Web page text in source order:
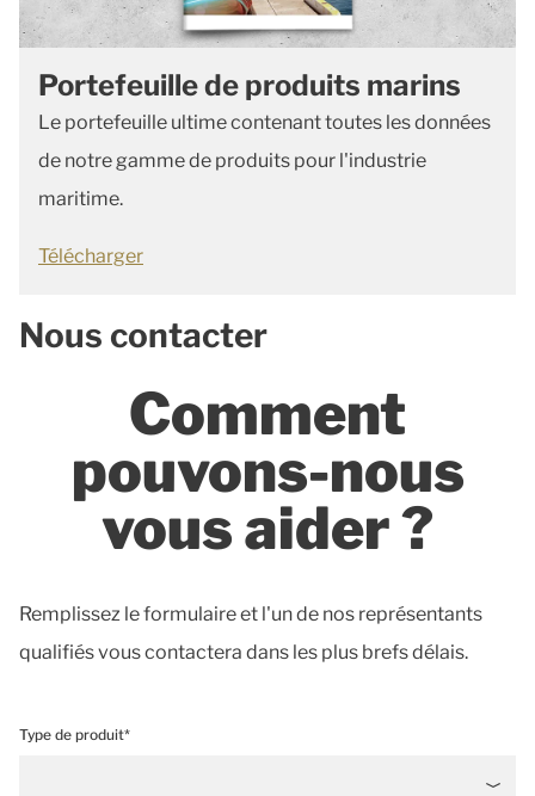
Portefeuille de produits marins
Le portefeuille ultime contenant toutes les données
de notre gamme de produits pour l'industrie
maritime.
Télécharger
Nous contacter
Comment
pouvons-nous
vous aider ?
Remplissez le formulaire et l'un de nos représentants
qualifiés vous contactera dans les plus brefs délais.
Type de produit*